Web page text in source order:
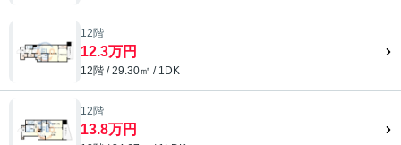
12階
12.3万円
12階 / 29.30㎡ / 1DK
12階
13.8万円